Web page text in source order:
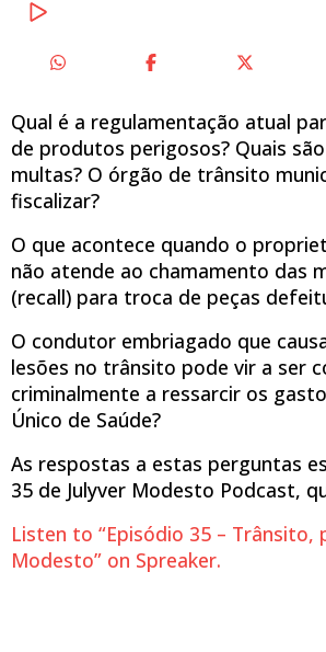
Qual é a regulamentação atual
de produtos perigosos? Quais
multas? O órgão de trânsito
fiscalizar?
O que acontece quando o
não atende ao chamamento das
(recall) para troca de peças
O condutor embriagado que
lesões no trânsito pode vir a ser
criminalmente a ressarcir os
Único de Saúde?
As respostas a estas perguntas
35 de Julyver Modesto Podcast,
Listen to “Episódio 35 – Trânsito,
Modesto” on Spreaker.